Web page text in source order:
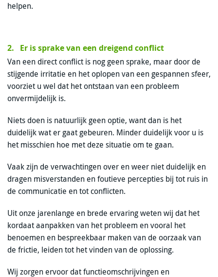
helpen.
2. Er is sprake van een dreigend conflict
Van een direct conflict is nog geen sprake, maar door de
stijgende irritatie en het oplopen van een gespannen sfeer,
voorziet u wel dat het ontstaan van een probleem
onvermijdelijk is.
Niets doen is natuurlijk geen optie, want dan is het
duidelijk wat er gaat gebeuren. Minder duidelijk voor u is
het misschien hoe met deze situatie om te gaan.
Vaak zijn de verwachtingen over en weer niet duidelijk en
dragen misverstanden en foutieve percepties bij tot ruis in
de communicatie en tot conflicten.
Uit onze jarenlange en brede ervaring weten wij dat het
kordaat aanpakken van het probleem en vooral het
benoemen en bespreekbaar maken van de oorzaak van
de frictie, leiden tot het vinden van de oplossing.
Wij zorgen ervoor dat functieomschrijvingen en